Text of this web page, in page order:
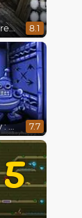
Abandoned Forest House 8.1
Monkey Happy : Stage 0112 7.7
5